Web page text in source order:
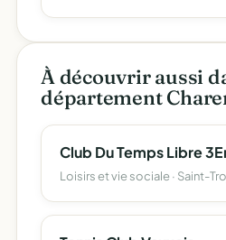
À découvrir aussi
département
Club Du Temps Libre
Loisirs et vie sociale · Saint-